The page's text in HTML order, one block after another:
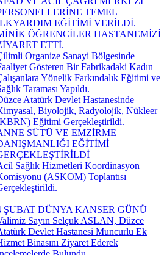
TEMEL
EĞİTİMİ VERİLDİ.
ÖĞRENCİLER HASTANEMİZİ
ETTİ.
Organize Sanayi Bölgesinde
Gösteren Bir Fabrikadaki Kadın
Yönelik Farkındalık Eğitimi ve
Taraması Yapıldı.
Atatürk Devlet Hastanesinde
Biyolojik, Radyolojik, Nükleer
Eğitimi Gerçekleştirildi.
SÜTÜ VE EMZİRME
EĞİTİMİ
Sağlık Hizmetleri Koordinasyon
(ASKOM) Toplantısı
ŞUBAT DÜNYA KANSER GÜNÜ
Sayın Selçuk ASLAN, Düzce
Devlet Hastanesi Muncurlu Ek
Binasını Ziyaret Ederek